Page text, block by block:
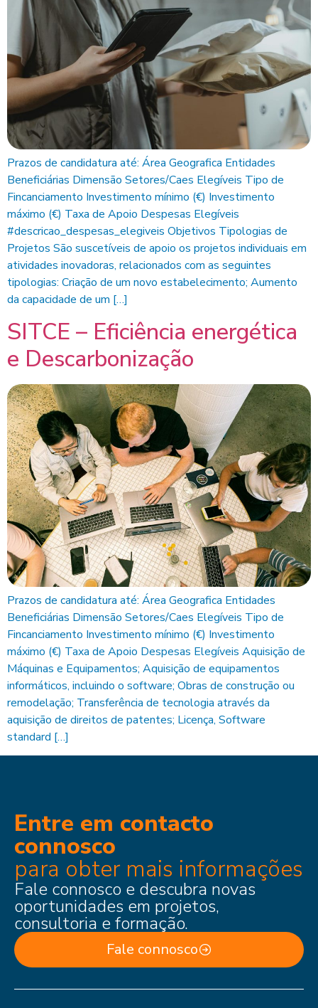
Prazos de candidatura até: Área Geografica Entidades
Beneficiárias Dimensão Setores/Caes Elegíveis Tipo de
Fincanciamento Investimento mínimo (€) Investimento
máximo (€) Taxa de Apoio Despesas Elegíveis
#descricao_despesas_elegiveis​ Objetivos Tipologias de
Projetos São suscetíveis de apoio os projetos individuais em
atividades inovadoras, relacionados com as seguintes
tipologias: Criação de um novo estabelecimento; Aumento
da capacidade de um […]
SITCE – Eficiência energética
e Descarbonização
Prazos de candidatura até: Área Geografica Entidades
Beneficiárias Dimensão Setores/Caes Elegíveis Tipo de
Fincanciamento Investimento mínimo (€) Investimento
máximo (€) Taxa de Apoio Despesas Elegíveis Aquisição de
Máquinas e Equipamentos; Aquisição de equipamentos
informáticos, incluindo o software; Obras de construção ou
remodelação; Transferência de tecnologia através da
aquisição de direitos de patentes; Licença, Software
standard […]
Entre em contacto
connosco
para obter mais informações
Fale connosco e descubra novas
oportunidades em projetos,
consultoria e formação.
Fale connosco